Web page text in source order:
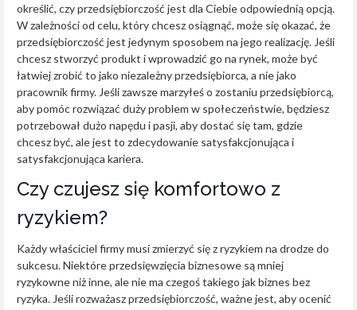
określić, czy przedsiębiorczość jest dla Ciebie odpowiednią opcją.
W zależności od celu, który chcesz osiągnąć, może się okazać, że
przedsiębiorczość jest jedynym sposobem na jego realizację. Jeśli
chcesz stworzyć produkt i wprowadzić go na rynek, może być
łatwiej zrobić to jako niezależny przedsiębiorca, a nie jako
pracownik firmy. Jeśli zawsze marzyłeś o zostaniu przedsiębiorcą,
aby pomóc rozwiązać duży problem w społeczeństwie, będziesz
potrzebował dużo napędu i pasji, aby dostać się tam, gdzie
chcesz być, ale jest to zdecydowanie satysfakcjonująca i
satysfakcjonująca kariera.
Czy czujesz się komfortowo z
ryzykiem?
Każdy właściciel firmy musi zmierzyć się z ryzykiem na drodze do
sukcesu. Niektóre przedsięwzięcia biznesowe są mniej
ryzykowne niż inne, ale nie ma czegoś takiego jak biznes bez
ryzyka. Jeśli rozważasz przedsiębiorczość, ważne jest, aby ocenić